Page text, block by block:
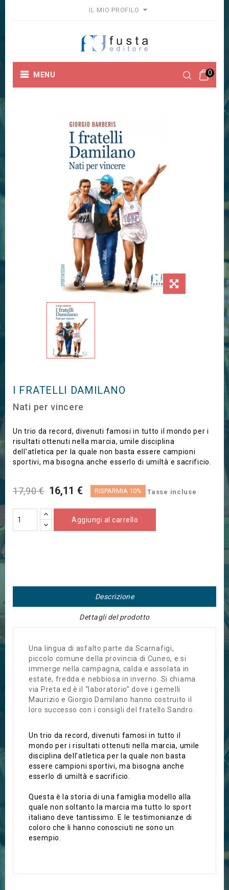
IL MIO PROFILO
0
MENU
I FRATELLI DAMILANO
Nati per vincere
Un trio da record, divenuti famosi in tutto il mondo per i
risultati ottenuti nella marcia, umile disciplina
dell’atletica per la quale non basta essere campioni
sportivi, ma bisogna anche esserlo di umiltà e sacrificio.
17,90 € 16,11 € RISPARMIA 10% Tasse incluse
Aggiungi al carrello
Descrizione
Dettagli del prodotto
Una lingua di asfalto parte da Scarnafigi,
piccolo comune della provincia di Cuneo, e si
immerge nella campagna, calda e assolata in
estate, fredda e nebbiosa in inverno. Si chiama
via Preta ed è il “laboratorio” dove i gemelli
Maurizio e Giorgio Damilano hanno costruito il
loro successo con i consigli del fratello Sandro.
Un trio da record, divenuti famosi in tutto il
mondo per i risultati ottenuti nella marcia, umile
disciplina dell’atletica per la quale non basta
essere campioni sportivi, ma bisogna anche
esserlo di umiltà e sacrificio.
Questa è la storia di una famiglia modello alla
quale non soltanto la marcia ma tutto lo sport
italiano deve tantissimo. E le testimonianze di
coloro che li hanno conosciuti ne sono un
esempio.